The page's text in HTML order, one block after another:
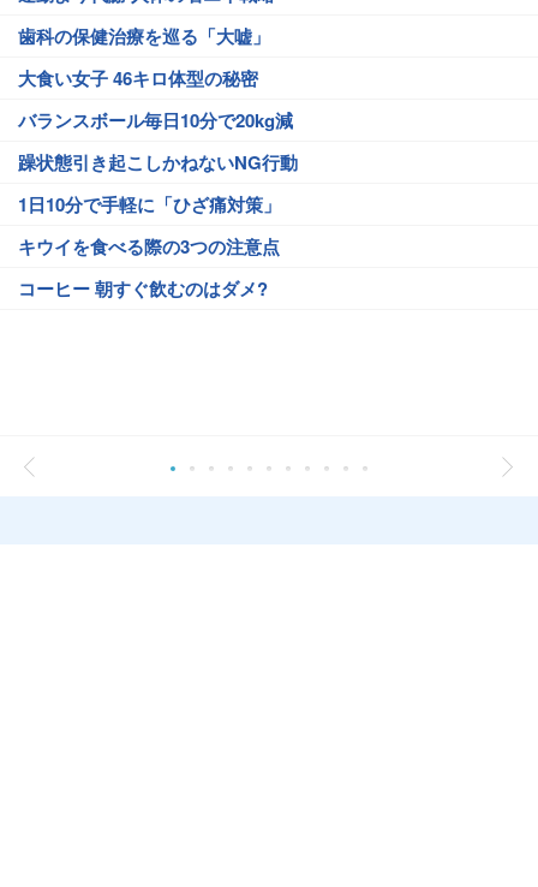
歯科の保健治療を巡る「大嘘」
大食い女子 46キロ体型の秘密
バランスボール毎日10分で20kg減
躁状態引き起こしかねないNG行動
1日10分で手軽に「ひざ痛対策」
キウイを食べる際の3つの注意点
コーヒー 朝すぐ飲むのはダメ?